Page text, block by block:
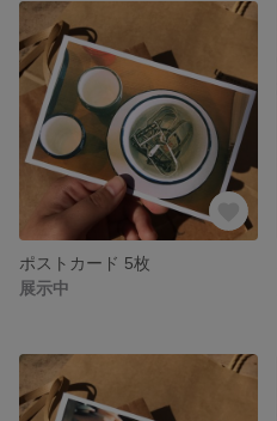
ポストカード 5枚
展示中